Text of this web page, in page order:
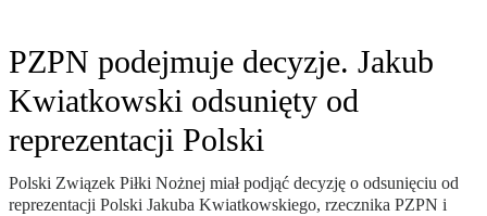
PZPN podejmuje decyzje. Jakub
Kwiatkowski odsunięty od
reprezentacji Polski
Polski Związek Piłki Nożnej miał podjąć decyzję o odsunięciu od
reprezentacji Polski Jakuba Kwiatkowskiego, rzecznika PZPN i